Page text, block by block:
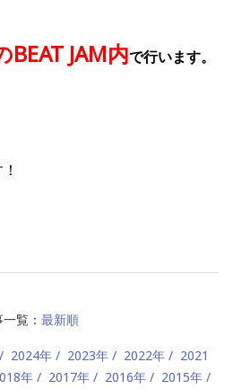
JAM内で行います。
覧： 最新順
2024年 2023年 2022年
2021
年 2017年 2016年 2015年